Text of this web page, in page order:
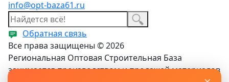
info@opt-baza61.ru
Обратная связь
Все права защищены © 2026
Региональная Оптовая Строительная База
занимается производством и продажей материалов